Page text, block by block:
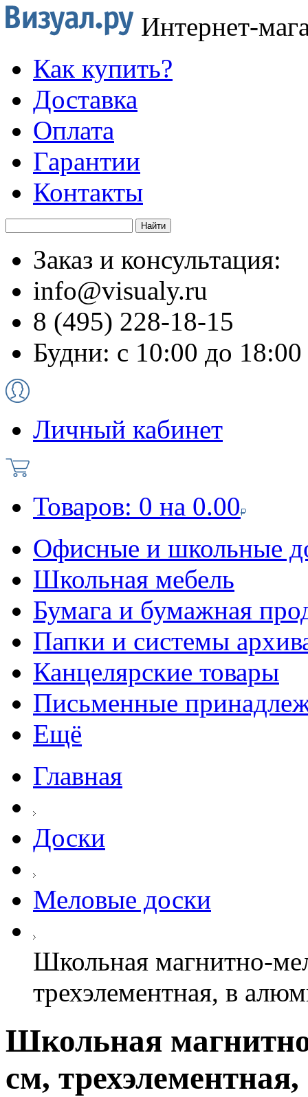
Интернет-
Как купить?
Доставка
Оплата
Гарантии
Контакты
Заказ и консультация:
info@visualy.ru
8 (495) 228-18-15
Будни: с 10:00 до 18:00
Личный кабинет
Товаров: 0 на 0.00
Офисные и школьные
Школьная мебель
Бумага и бумажная
Папки и системы
Канцелярские товары
Письменные
Ещё
Главная
Доски
Меловые доски
Школьная магнитно-
трехэлементная, в
Школьная
см,